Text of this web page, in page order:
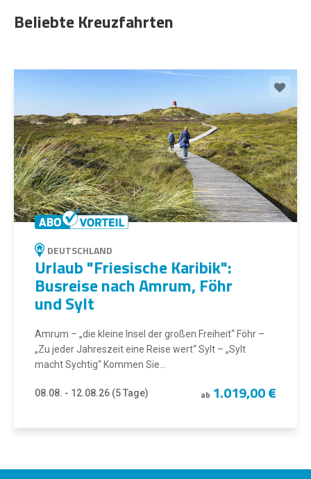
Beliebte Kreuzfahrten
DEUTSCHLAND
Urlaub "Friesische Karibik":
Busreise nach Amrum, Föhr
und Sylt
Amrum – „die kleine Insel der großen Freiheit“ Föhr –
„Zu jeder Jahreszeit eine Reise wert“ Sylt – „Sylt
macht Sychtig“ Kommen Sie...
08.08. - 12.08.26 (5 Tage) ab 1.019,00 €